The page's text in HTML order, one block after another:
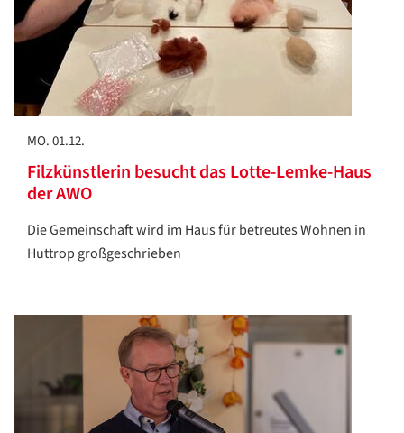
MO. 01.12.
Filzkünstlerin besucht das Lotte-Lemke-Haus
der AWO
Die Gemeinschaft wird im Haus für betreutes Wohnen in
Huttrop großgeschrieben